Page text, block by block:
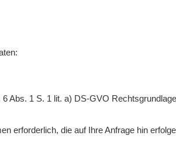
Abs. 1 S. 1 lit. a) DS-GVO
erforderlich, die auf Ihre Anfrage hin